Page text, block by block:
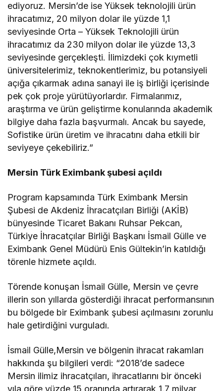
ediyoruz. Mersin’de ise Yüksek teknolojili ürün
ihracatımız, 20 milyon dolar ile yüzde 1,1
seviyesinde Orta – Yüksek Teknolojili ürün
ihracatımız da 230 milyon dolar ile yüzde 13,3
seviyesinde gerçekleşti. İlimizdeki çok kıymetli
üniversitelerimiz, teknokentlerimiz, bu potansiyeli
açığa çıkarmak adına sanayi ile iş birliği içerisinde
pek çok proje yürütüyorlardır. Firmalarımız,
araştırma ve ürün geliştirme konularında akademik
bilgiye daha fazla başvurmalı. Ancak bu sayede,
Sofistike ürün üretim ve ihracatını daha etkili bir
seviyeye çekebiliriz.”
Mersin Türk Eximbank şubesi açıldı
Program kapsamında Türk Eximbank Mersin
Şubesi de Akdeniz İhracatçıları Birliği (AKİB)
bünyesinde Ticaret Bakanı Ruhsar Pekcan,
Türkiye İhracatçılar Birliği Başkanı İsmail Gülle ve
Eximbank Genel Müdürü Enis Gültekin’in katıldığı
törenle hizmete açıldı.
Törende konuşan İsmail Gülle, Mersin ve çevre
illerin son yıllarda gösterdiği ihracat performansının
bu bölgede bir Eximbank şubesi açılmasını zorunlu
hale getirdiğini vurguladı.
İsmail Gülle,Mersin ve bölgenin ihracat rakamları
hakkında şu bilgileri verdi: “2018’de sadece
Mersin ilimiz ihracatçıları, ihracatlarını bir önceki